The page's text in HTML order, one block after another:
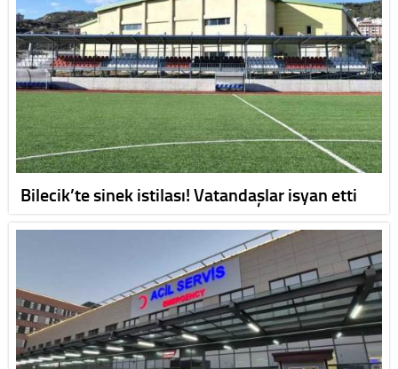
Bilecik’te sinek istilası! Vatandaşlar isyan etti